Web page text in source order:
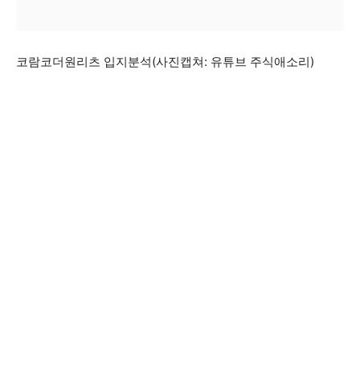
코람코더원리츠 입지분석(사진캡쳐: 유튜브 주식애소리)